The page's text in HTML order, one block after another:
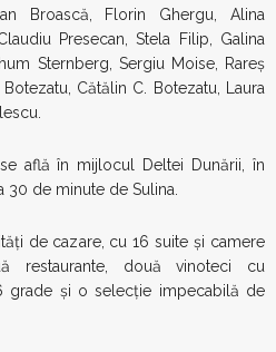
Broască, Florin Ghergu, Alina
Presecan, Stela Filip, Galina
Sternberg, Sergiu Moise, Rareş
Cătălin C. Botezatu, Laura
se află în mijlocul Deltei Dunării, în
30 de minute de Sulina.
de cazare, cu 16 suite și camere
restaurante, două vinoteci cu
grade și o selecție impecabilă de